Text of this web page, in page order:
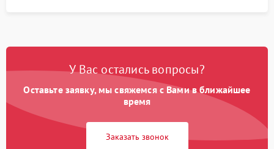
У Вас остались вопросы?
Оставьте заявку, мы свяжемся с Вами в ближайшее
время
Заказать звонок